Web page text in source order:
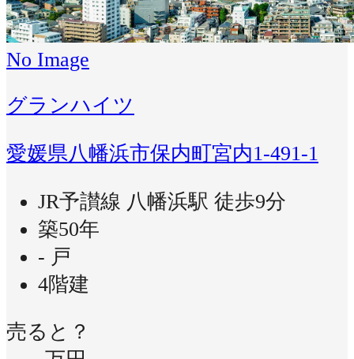
No Image
グランハイツ
愛媛県八幡浜市保内町宮内1-491-1
JR予讃線 八幡浜駅 徒歩9分
築50年
- 戸
4階建
売ると？